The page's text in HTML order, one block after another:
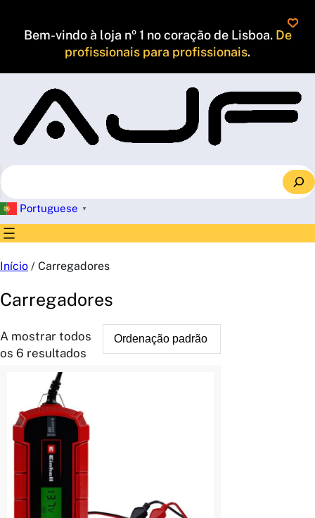
Bem-vindo à loja nº 1 no coração de Lisboa. De
profissionais para profissionais.
S
e
a
r
c
Portuguese ▼
Início / Carregadores
Carregadores
A mostrar todos
os 6 resultados